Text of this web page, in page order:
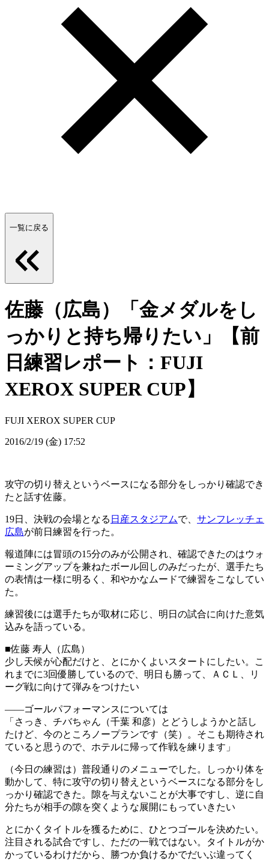
一覧に戻る
佐藤（広島）「金メダルをし
っかりと持ち帰りたい」【前
日練習レポート：FUJI
XEROX SUPER CUP】
FUJI XEROX SUPER CUP
2016/2/19 (金) 17:52
攻守の切り替えというベースになる部分をしっかり確認でき
たと話す佐藤。
19日、決戦の会場となる 日産スタジアムで、 サンフレッチェ
広島が前日練習を行った。
報道陣には冒頭の15分のみが公開され、確認できたのはウォ
ーミングアップを兼ねたボール回しのみだったが、選手たち
の表情は一様に明るく、和やかなムードで練習をこなしてい
た。
練習後には選手たちが取材に応じ、明日の試合に向けた意気
込みを語っている。
■佐藤 寿人（広島）
少し天候が心配だけと、とにかくよいスタートにしたい。こ
れまでに3回優勝しているので、明日も勝って、ＡＣＬ、リ
ーグ戦に向けて弾みをつけたい
――ゴールパフォーマンスについては
「さっき、チバちゃん（千葉 和彦）とどうしようかと話し
たけど、今のところノープランです（笑）。そこも期待され
ていると思うので、ホテルに帰って作戦を練ります」
（今日の練習は）普段通りのメニューでした。しっかり体を
動かして、特に攻守の切り替えというベースになる部分をし
っかり確認できた。隙を与えないことが大事ですし、逆に自
分たちが相手の隙を突くような展開にもっていきたい
とにかくタイトルを獲るために、ひとつゴールを決めたい。
注目される試合ですし、ただの一戦ではない。タイトルがか
かっているわけだから、勝つか負けるかでだいぶ違ってく